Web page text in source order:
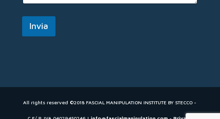
Invia
All rights reserved ©2018 FASCIAL MANIPULATION INSTITUTE BY STECCO -